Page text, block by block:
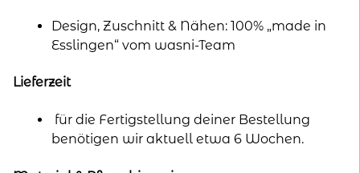
Design, Zuschnitt & Nähen: 100% „made in
Esslingen“ vom wasni-Team
Lieferzeit
für die Fertigstellung deiner Bestellung
benötigen wir aktuell etwa 6 Wochen.